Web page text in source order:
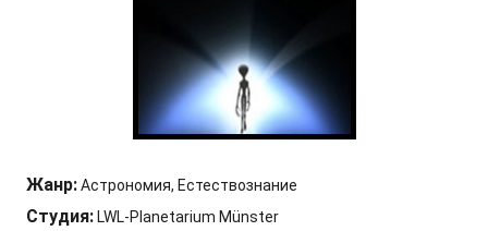
Жанр:Астрономия, Естествознание
Студия:LWL-Planetarium Münster